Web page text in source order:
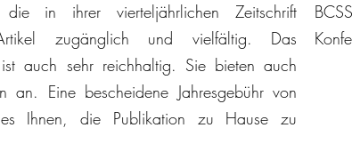
die in ihrer vierteljährlichen Zeitschrift
zugänglich und vielfältig. Das
ist auch sehr reichhaltig. Sie bieten auch
an. Eine bescheidene Jahresgebühr von
Ihnen, die Publikation zu Hause zu